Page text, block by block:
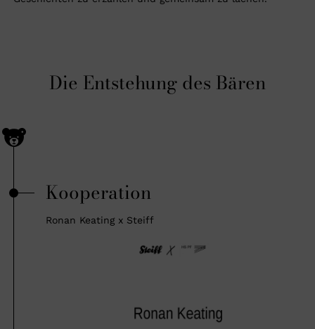
Die Entstehung des Bären
Kooperation
Ronan Keating x Steiff